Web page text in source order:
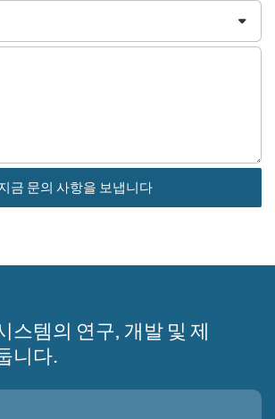
금 문의 사항을 보냅니다
스템의 연구, 개발 및 제
니다.